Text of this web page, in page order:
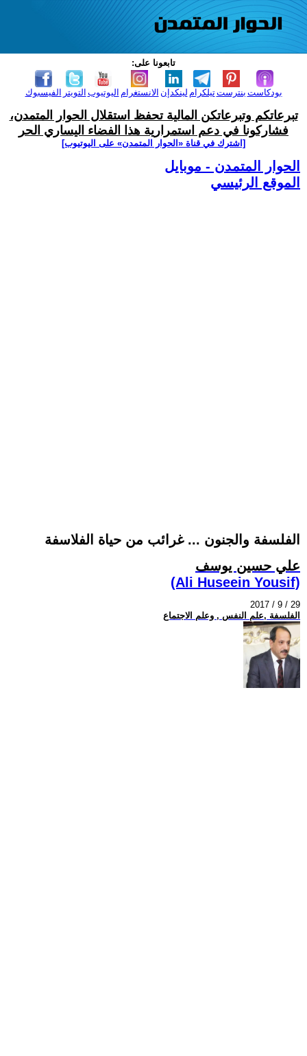
تابعونا على:
الفيسبوك التويتر اليوتيوب الانستغرام لينكدإن تيلكرامبنترست بودكاست
تبرعاتكم وتبرعاتكن المالية تحفظ استقلال الحوار المتمدن،
فشاركونا في دعم استمرارية هذا الفضاء اليساري الحر
[اشترك في قناة ‫«الحوار المتمدن» على اليوتيوب]
الحوار المتمدن - موبايل
الموقع الرئيسي
الفلسفة والجنون ... غرائب من حياة الفلاسفة
علي حسين يوسف
(Ali Huseein Yousif)
2017 / 9 / 29
الفلسفة ,علم النفس , وعلم الاجتماع